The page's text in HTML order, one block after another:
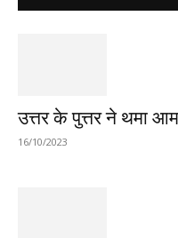
उत्तर के पुत्तर ने थमा
16/10/2023